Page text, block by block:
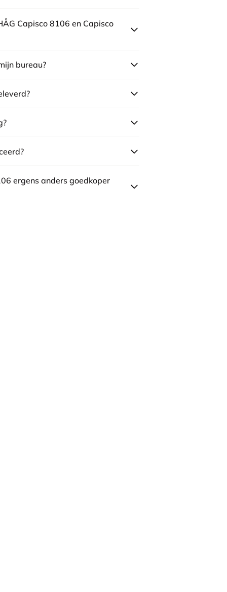
Capisco 8106 en Capisco
bureau?
ergens anders goedkoper